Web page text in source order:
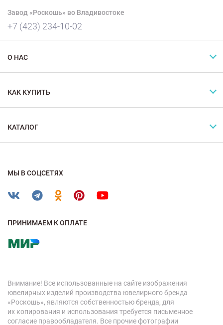
Завод «Роскошь» во Владивостоке
+7 (423) 234-10-02
О НАС
КАК КУПИТЬ
КАТАЛОГ
МЫ В СОЦСЕТЯХ
ПРИНИМАЕМ К ОПЛАТЕ
Внимание! Все использованные на сайте изображения
ювелирных изделий производства ювелирного бренда
«Роскошь», являются собственностью бренда, для
их копирования и использования требуется письменное
согласие правообладателя. Все прочие фотографии